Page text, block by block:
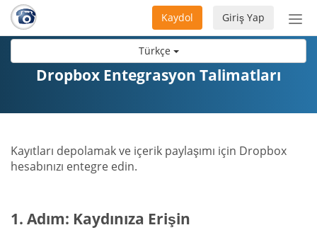
Türkçe
aç/
Giriş Yap
Kaydol
Dropbox Entegrasyon Talimatları
Kayıtları depolamak ve içerik paylaşımı için Dropbox
hesabınızı entegre edin.
1. Adım: Kaydınıza Erişin